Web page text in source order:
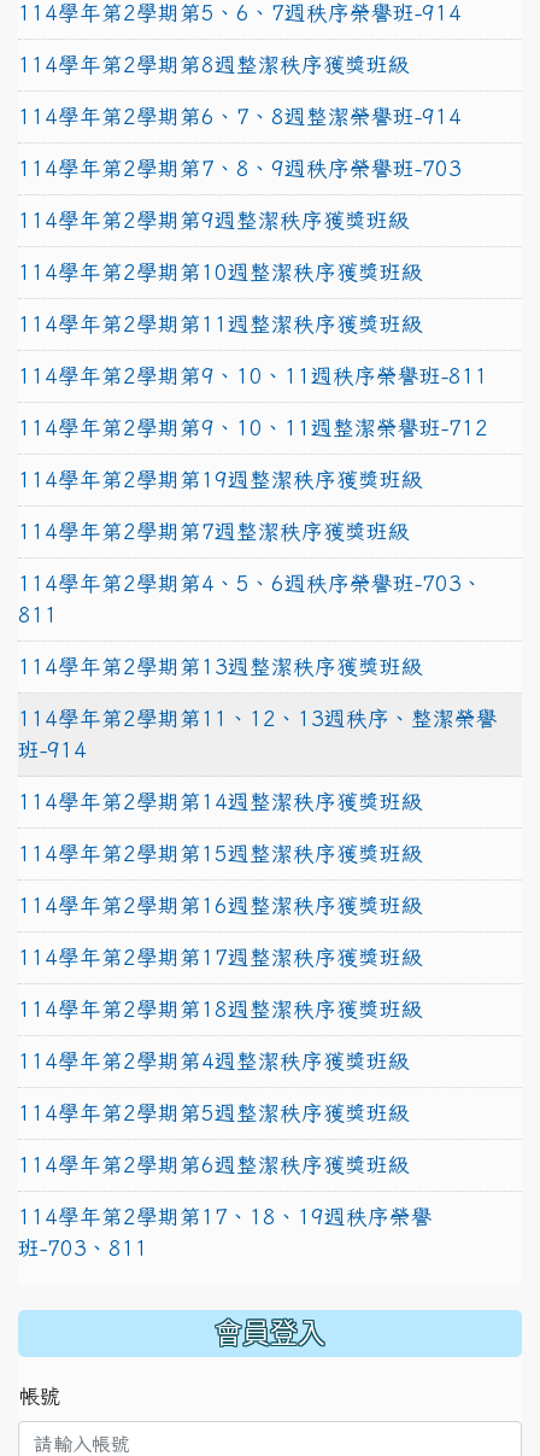
114學年第2學期第5、6、7週秩序榮譽班-914
114學年第2學期第8週整潔秩序獲獎班級
114學年第2學期第6、7、8週整潔榮譽班-914
114學年第2學期第7、8、9週秩序榮譽班-703
114學年第2學期第9週整潔秩序獲獎班級
114學年第2學期第10週整潔秩序獲獎班級
114學年第2學期第11週整潔秩序獲獎班級
114學年第2學期第9、10、11週秩序榮譽班-811
114學年第2學期第9、10、11週整潔榮譽班-712
114學年第2學期第19週整潔秩序獲獎班級
114學年第2學期第7週整潔秩序獲獎班級
114學年第2學期第4、5、6週秩序榮譽班-703、
811
114學年第2學期第13週整潔秩序獲獎班級
114學年第2學期第11、12、13週秩序、整潔榮譽
班-914
114學年第2學期第14週整潔秩序獲獎班級
114學年第2學期第15週整潔秩序獲獎班級
114學年第2學期第16週整潔秩序獲獎班級
114學年第2學期第17週整潔秩序獲獎班級
114學年第2學期第18週整潔秩序獲獎班級
114學年第2學期第4週整潔秩序獲獎班級
114學年第2學期第5週整潔秩序獲獎班級
114學年第2學期第6週整潔秩序獲獎班級
114學年第2學期第17、18、19週秩序榮譽
班-703、811
會員登入
帳號